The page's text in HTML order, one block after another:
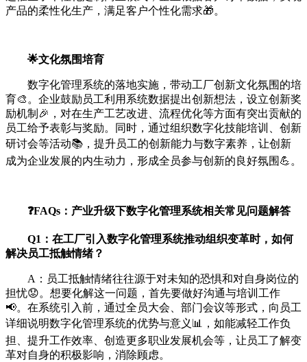
产品的柔性化生产，满足客户个性化需求🎁。
🌟文化氛围培育
数字化管理系统的落地实施，带动工厂创新文化氛围的培
育🎨。企业鼓励员工利用系统数据提出创新想法，设立创新奖
励机制🎉，对在生产工艺改进、流程优化等方面有突出贡献的
员工给予表彰与奖励。同时，通过组织数字化技能培训、创新
研讨会等活动📚，提升员工的创新能力与数字素养，让创新
成为企业发展的内生动力，形成全员参与创新的良好氛围💪。
❓FAQs：产业升级下数字化管理系统相关常见问题解答
Q1：在工厂引入数字化管理系统推动组织变革时，如何
解决员工抵触情绪？
A：员工抵触情绪往往源于对未知的恐惧和对自身岗位的
担忧😟。想要化解这一问题，首先要做好沟通与培训工作
📢。在系统引入前，通过全员大会、部门会议等形式，向员工
详细说明数字化管理系统的优势与意义📊，如能减轻工作负
担、提升工作效率、创造更多职业发展机会等，让员工了解变
革对自身的积极影响，消除顾虑。